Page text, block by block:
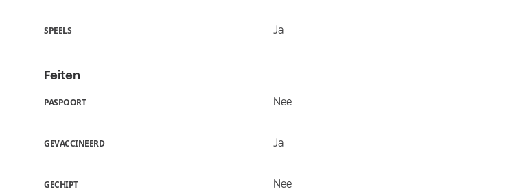
SPEELS Ja
Feiten
PASPOORT Nee
GEVACCINEERD Ja
GECHIPT Nee